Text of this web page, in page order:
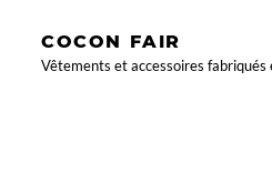
COCON FAIR
Vêtements et accessoires fabriqués